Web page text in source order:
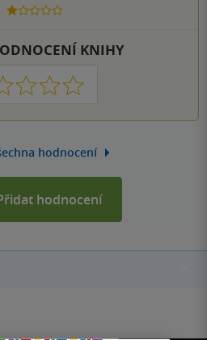
1 hvezdička
KNIHY
3 4 5
hodnocení
hodnocení